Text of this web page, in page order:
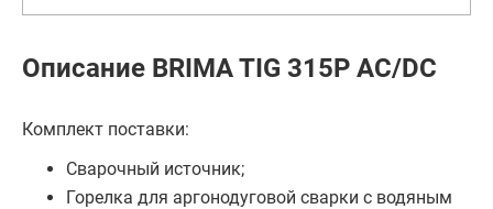
Описание BRIMA TIG 315P AC/DC
Комплект поставки:
Сварочный источник;
Горелка для аргонодуговой сварки с водяным